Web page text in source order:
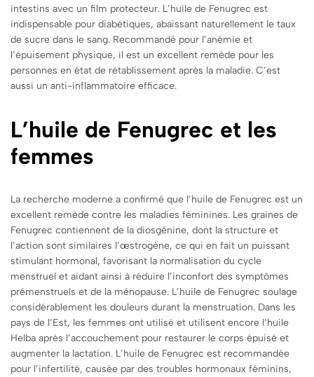
intestins avec un film protecteur. L’huile de Fenugrec est
indispensable pour diabétiques, abaissant naturellement le taux
de sucre dans le sang. Recommandé pour l’anémie et
l’épuisement physique, il est un excellent remède pour les
personnes en état de rétablissement après la maladie. C’est
aussi un anti-inflammatoire efficace.
L’huile de Fenugrec et les
femmes
La recherche moderne a confirmé que l’huile de Fenugrec est un
excellent remède contre les maladies féminines. Les graines de
Fenugrec contiennent de la diosgénine, dont la structure et
l’action sont similaires l’œstrogène, ce qui en fait un puissant
stimulant hormonal, favorisant la normalisation du cycle
menstruel et aidant ainsi à réduire l’inconfort des symptômes
prémenstruels et de la ménopause. L’huile de Fenugrec soulage
considérablement les douleurs durant la menstruation. Dans les
pays de l’Est, les femmes ont utilisé et utilisent encore l’huile
Helba après l’accouchement pour restaurer le corps épuisé et
augmenter la lactation. L’huile de Fenugrec est recommandée
pour l’infertilité, causée par des troubles hormonaux féminins,